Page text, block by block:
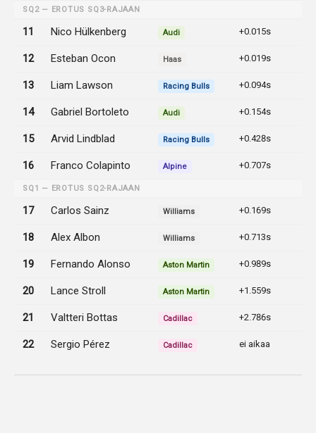
SQ2 — EROTUS SQ3-RAJAAN
11 Nico Hülkenberg Audi +0.015s
12 Esteban Ocon Haas +0.019s
13 Liam Lawson Racing Bulls +0.094s
14 Gabriel Bortoleto Audi +0.154s
15 Arvid Lindblad Racing Bulls +0.428s
16 Franco Colapinto Alpine +0.707s
SQ1 — EROTUS SQ2-RAJAAN
17 Carlos Sainz Williams +0.169s
18 Alex Albon Williams +0.713s
19 Fernando Alonso Aston Martin +0.989s
20 Lance Stroll Aston Martin +1.559s
21 Valtteri Bottas Cadillac +2.786s
22 Sergio Pérez Cadillac ei aikaa